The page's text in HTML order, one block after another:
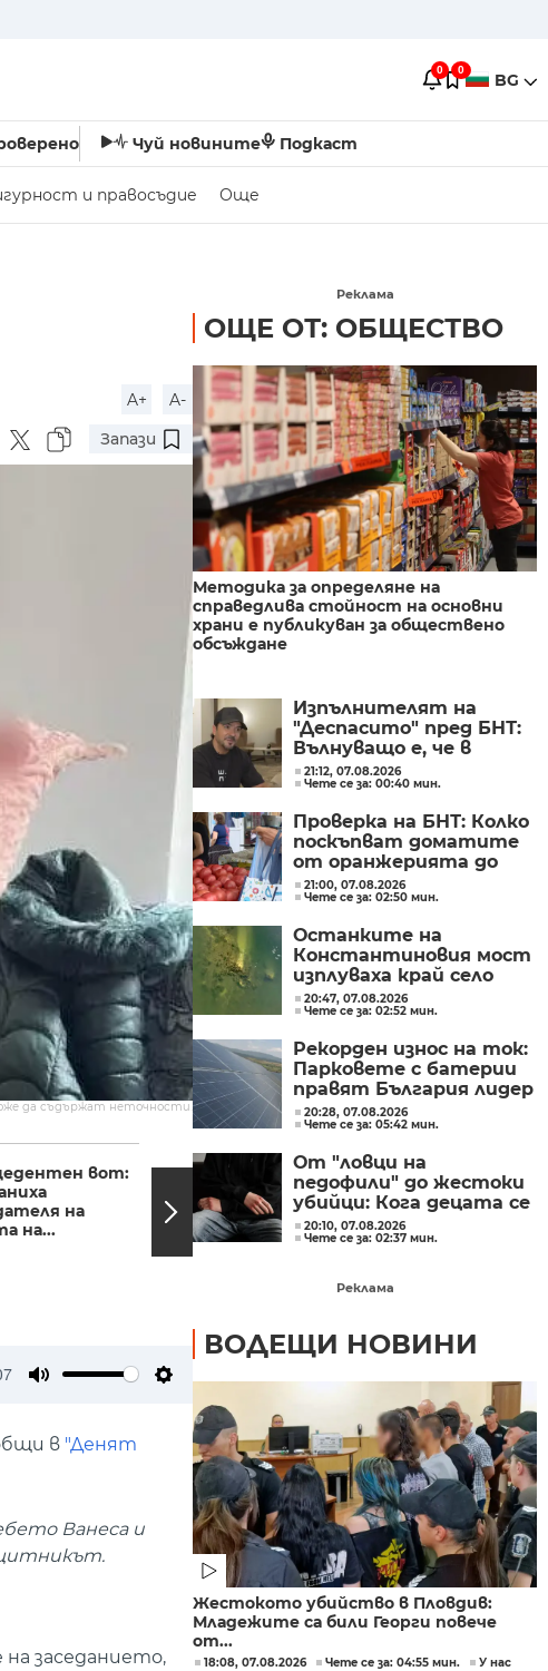
0 0 BG
Чуй новините Подкаст
и правосъдие Още
A+
A-
Запази
да съдържат неточности.
вот:
на
на...
На извънредно
заседание
парламентът ще
гласува
споразумението
в "Денят
Ванеса и
заседанието,
Реклама
ОЩЕ ОТ: ОБЩЕСТВО
Методика за определяне на
справедлива стойност на основни
храни е публикуван за обществено
обсъждане
Изпълнителят на
"Деспасито" пред БНТ:
Вълнуващо е, че в
България хората пеят
и танцуват на моите
песни
21:12, 07.08.2026
Чете се за: 00:40 мин.
Проверка на БНТ: Колко
поскъпват доматите
от оранжерията до
магазина?
21:00, 07.08.2026
Чете се за: 02:50 мин.
Останките на
Константиновия мост
изплуваха край село
Гиген
20:47, 07.08.2026
Чете се за: 02:52 мин.
Рекорден износ на ток:
Парковете с батерии
правят България лидер
на пазара
20:28, 07.08.2026
Чете се за: 05:42 мин.
От "ловци на
педофили" до жестоки
убийци: Кога децата се
превръщат в
насилници?
20:10, 07.08.2026
Чете се за: 02:37 мин.
Реклама
ВОДЕЩИ НОВИНИ
Жестокото убийство в Пловдив:
Младежите са били Георги повече
от...
18:08, 07.08.2026 Чете се за: 04:55 мин. У нас